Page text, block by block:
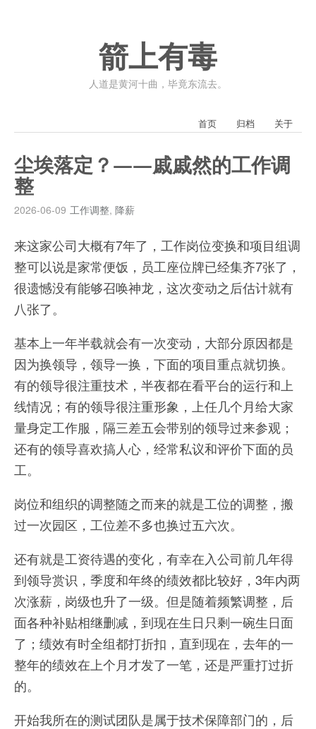
箭上有毒
人道是黄河十曲，毕竟东流去。
首页 归档 关于
尘埃落定？——戚戚然的工作调
整
2026-06-09 工作调整, 降薪
来这家公司大概有7年了，工作岗位变换和项目组调
整可以说是家常便饭，员工座位牌已经集齐7张了，
很遗憾没有能够召唤神龙，这次变动之后估计就有
八张了。
基本上一年半载就会有一次变动，大部分原因都是
因为换领导，领导一换，下面的项目重点就切换。
有的领导很注重技术，半夜都在看平台的运行和上
线情况；有的领导很注重形象，上任几个月给大家
量身定工作服，隔三差五会带别的领导过来参观；
还有的领导喜欢搞人心，经常私议和评价下面的员
工。
岗位和组织的调整随之而来的就是工位的调整，搬
过一次园区，工位差不多也换过五六次。
还有就是工资待遇的变化，有幸在入公司前几年得
到领导赏识，季度和年终的绩效都比较好，3年内两
次涨薪，岗级也升了一级。但是随着频繁调整，后
面各种补贴相继删减，到现在生日只剩一碗生日面
了；绩效有时全组都打折扣，直到现在，去年的一
整年的绩效在上个月才发了一笔，还是严重打过折
的。
开始我所在的测试团队是属于技术保障部门的，后